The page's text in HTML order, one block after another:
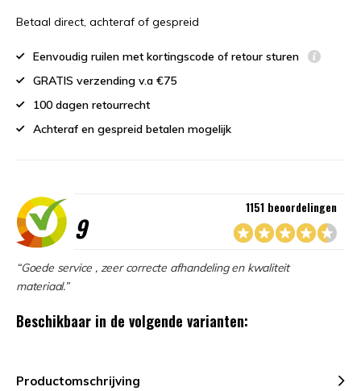
Betaal direct, achteraf of gespreid
Eenvoudig ruilen met kortingscode of retour sturen
GRATIS verzending v.a €75
100 dagen retourrecht
Achteraf en gespreid betalen mogelijk
9
1151 beoordelingen
“Goede service , zeer correcte afhandeling en kwaliteit
materiaal.”
Beschikbaar in de volgende varianten:
Productomschrijving